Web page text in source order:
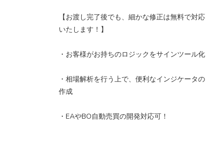
【お渡し完了後でも、細かな修正は無料で対応
いたします！】
・お客様がお持ちのロジックをサインツール化
・相場解析を行う上で、便利なインジケータの
作成
・EAやBO自動売買の開発対応可！